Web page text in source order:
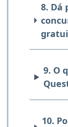
8. Dá
9. O
10.